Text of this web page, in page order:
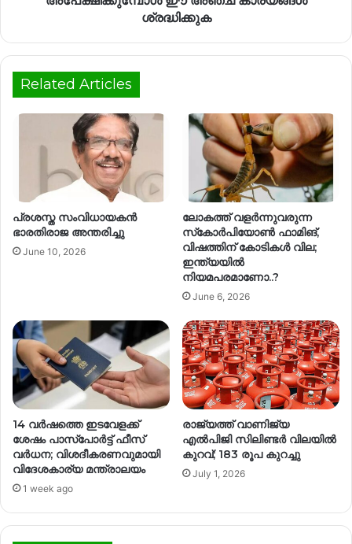
ശ്രദ്ധിക്കുക
Related Articles
പ്രശസ്ത സംവിധായകൻ
ഭാരതിരാജ അന്തരിച്ചു
June 10, 2026
ലോകത്ത് വളർന്നുവരുന്ന
സ്‌കോർപിയോൺ ഫാമിങ്,
വിഷത്തിന് കോടികൾ വില;
ഇന്ത്യയിൽ
നിയമപരമാണോ..?
June 6, 2026
14 വർഷത്തെ ഇടവേളക്ക്
ശേഷം പാസ്‌പോർട്ട് ഫീസ്
വർധന; വിശദീകരണവുമായി
വിദേശകാര്യ മന്ത്രാലയം
1 week ago
രാജ്യത്ത് വാണിജ്യ
എൽപിജി സിലിണ്ടർ വിലയിൽ
കുറവ്; 183 രൂപ കുറച്ചു
July 1, 2026